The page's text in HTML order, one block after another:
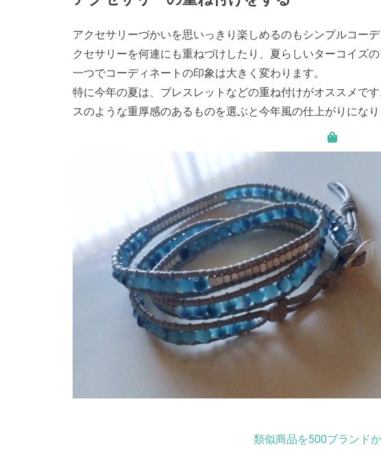
アクセサリーづかいを思いっきり楽しめるのもシンプルコー
クセサリーを何連にも重ねづけしたり、夏らしいターコイズ
一つでコーディネートの印象は大きく変わります。
特に今年の夏は、ブレスレットなどの重ね付けがオススメで
スのような重厚感のあるものを選ぶと今年風の仕上がりになり
類似商品を500ブランド